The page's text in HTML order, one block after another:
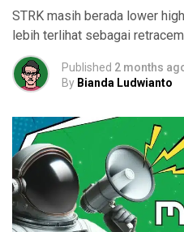
STRK masih berada lower
lebih terlihat sebagai
Published 2 months
By Bianda Ludwianto